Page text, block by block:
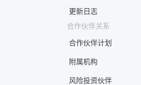
更新日志
合作伙伴关系
合作伙伴计划
附属机构
风险投资伙伴